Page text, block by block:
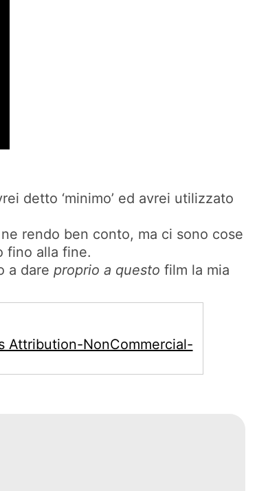
detto ‘minimo’ ed avrei utilizzato
rendo ben conto, ma ci sono cose
fino alla fine.
a dare proprio a questo film la mia
Attribution-NonCommercial-